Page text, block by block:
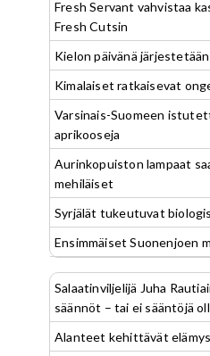
Fresh Servant vahvistaa
Fresh Cutsin
Kielon päivänä
Kimalaiset ratkaisevat
Varsinais-Suomeen
aprikooseja
Aurinkopuiston lampaat
mehiläiset
Syrjälät tukeutuvat
Ensimmäiset Suonenjoen
Salaatinviljelijä Juha
säännöt – tai ei sääntöjä
Alanteet kehittävät